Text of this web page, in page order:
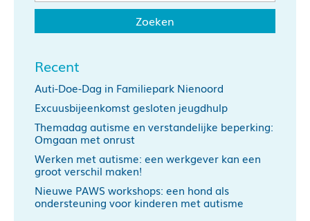
Recent
Auti-Doe-Dag in Familiepark Nienoord
Excuusbijeenkomst gesloten jeugdhulp
Themadag autisme en verstandelijke beperking:
Omgaan met onrust
Werken met autisme: een werkgever kan een
groot verschil maken!
Nieuwe PAWS workshops: een hond als
ondersteuning voor kinderen met autisme